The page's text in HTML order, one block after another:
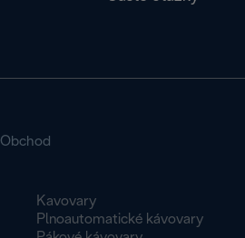
Obchod
Kavovary
Plnoautomatické kávovary